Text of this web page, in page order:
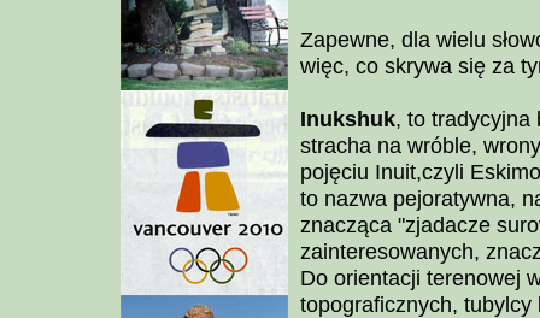
Zapewne, dla wielu
więc, co skrywa się za
Inukshuk, to tradycyjna
stracha na wróble,
pojęciu Inuit,czyli
to nazwa pejoratywna,
znacząca "zjadacze
zainteresowanych,
Do orientacji terenowej
topograficznych,